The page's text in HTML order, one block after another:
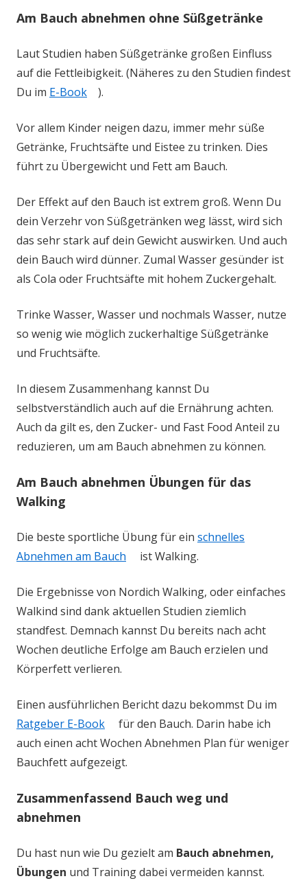
Am Bauch abnehmen ohne Süßgetränke
Laut Studien haben Süßgetränke großen Einfluss
auf die Fettleibigkeit. (Näheres zu den Studien findest
Du im E-Book ).
Vor allem Kinder neigen dazu, immer mehr süße
Getränke, Fruchtsäfte und Eistee zu trinken. Dies
führt zu Übergewicht und Fett am Bauch.
Der Effekt auf den Bauch ist extrem groß. Wenn Du
dein Verzehr von Süßgetränken weg lässt, wird sich
das sehr stark auf dein Gewicht auswirken. Und auch
dein Bauch wird dünner. Zumal Wasser gesünder ist
als Cola oder Fruchtsäfte mit hohem Zuckergehalt.
Trinke Wasser, Wasser und nochmals Wasser, nutze
so wenig wie möglich zuckerhaltige Süßgetränke
und Fruchtsäfte.
In diesem Zusammenhang kannst Du
selbstverständlich auch auf die Ernährung achten.
Auch da gilt es, den Zucker- und Fast Food Anteil zu
reduzieren, um am Bauch abnehmen zu können.
Am Bauch abnehmen Übungen für das
Walking
Die beste sportliche Übung für ein schnelles
Abnehmen am Bauch
ist Walking.
Die Ergebnisse von Nordich Walking, oder einfaches
Walkind sind dank aktuellen Studien ziemlich
standfest. Demnach kannst Du bereits nach acht
Wochen deutliche Erfolge am Bauch erzielen und
Körperfett verlieren.
Einen ausführlichen Bericht dazu bekommst Du im
Ratgeber E-Book
für den Bauch. Darin habe ich
auch einen acht Wochen Abnehmen Plan für weniger
Bauchfett aufgezeigt.
Zusammenfassend Bauch weg und
abnehmen
Du hast nun wie Du gezielt am Bauch abnehmen,
Übungen und Training dabei vermeiden kannst.